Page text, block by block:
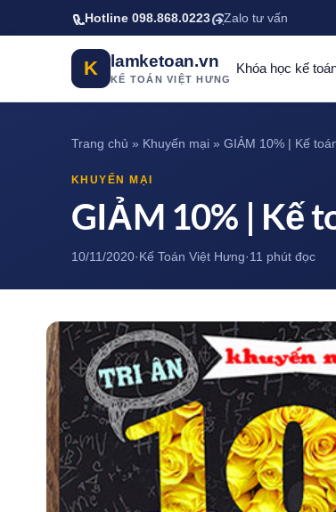
Bỏ qua tới nội dung chính
Hotline 098.868.0223 Zalo tư vấn
K lamketoan.vn
KẾ TOÁN VIỆT HƯNG
Khóa học kế
Trang chủ » Khuyến mại » GIẢM 10% | Kế
KHUYẾN MẠI
GIẢM 10% | Kế
10/11/2020·Kế Toán Việt Hưng·11 phút đọc